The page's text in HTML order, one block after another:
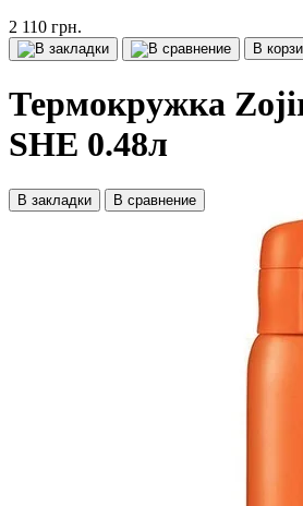
2 110 грн.
В
Термокружка
SHE 0.48л
В закладки В сравнение